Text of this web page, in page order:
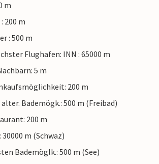
m
200 m
: 500 m
Flughafen: INN : 65000 m
5 m
200 m
Bademögk.: 500 m (Freibad)
200 m
m (Schwaz)
Bademöglk.: 500 m (See)